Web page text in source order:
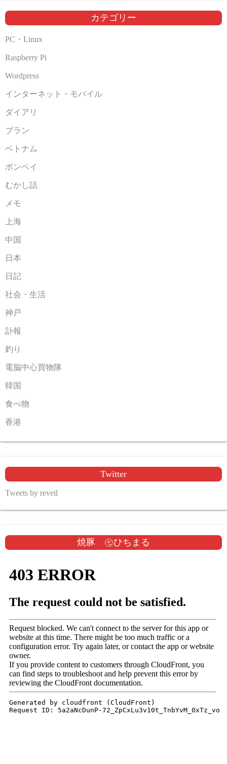
ブ
カテゴリー
PC・Linux
Raspberry Pi
Wordpress
インターネット・モバイル
ダイアリ
ブラン
ベトナム
ボンベイ
むかし話
メモ
上海
中国
日本
日記
社会・生活
神戸
訃報
釣り
電脳中心買物隊
韓国
食べ物
香港
Twitter
Tweets by reveil
焼豚 ㊆ひちまる